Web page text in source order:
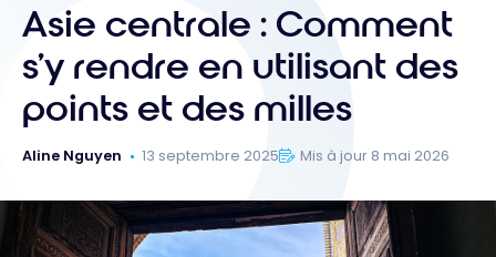
Asie centrale : Comment
s’y rendre en utilisant des
points et des milles
Aline Nguyen 13 septembre 2025 Mis à jour 8 mai 2026